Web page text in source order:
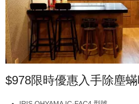
$978限時優惠入手除塵